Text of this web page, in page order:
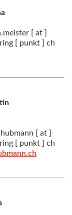
[ at ]
[ punkt ] ch
[ at ]
[ punkt ] ch